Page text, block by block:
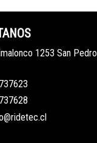
1253 San Pedro